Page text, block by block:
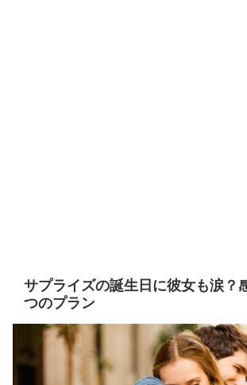
サプライズの誕生日に彼女も涙？
つのプラン